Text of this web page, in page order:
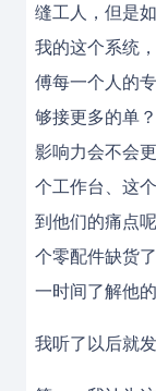
缝工人，但是
我的这个系统
傅每一个人的
够接更多的单
影响力会不会
个工作台、这
到他们的痛点
个零配件缺货
一时间了解他
我听了以后就